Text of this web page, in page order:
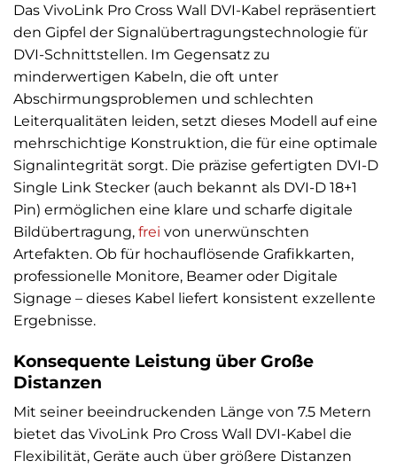
Das VivoLink Pro Cross Wall DVI-Kabel repräsentiert
den Gipfel der Signalübertragungstechnologie für
DVI-Schnittstellen. Im Gegensatz zu
minderwertigen Kabeln, die oft unter
Abschirmungsproblemen und schlechten
Leiterqualitäten leiden, setzt dieses Modell auf eine
mehrschichtige Konstruktion, die für eine optimale
Signalintegrität sorgt. Die präzise gefertigten DVI-D
Single Link Stecker (auch bekannt als DVI-D 18+1
Pin) ermöglichen eine klare und scharfe digitale
Bildübertragung, frei von unerwünschten
Artefakten. Ob für hochauflösende Grafikkarten,
professionelle Monitore, Beamer oder Digitale
Signage – dieses Kabel liefert konsistent exzellente
Ergebnisse.
Konsequente Leistung über Große
Distanzen
Mit seiner beeindruckenden Länge von 7.5 Metern
bietet das VivoLink Pro Cross Wall DVI-Kabel die
Flexibilität, Geräte auch über größere Distanzen